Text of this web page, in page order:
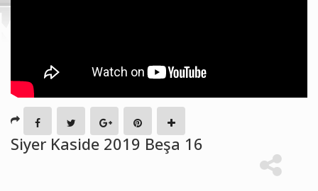
Siyer Kaside 2019 Beşa 16